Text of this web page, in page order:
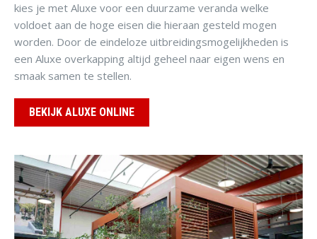
kies je met Aluxe voor een duurzame veranda welke
voldoet aan de hoge eisen die hieraan gesteld mogen
worden. Door de eindeloze uitbreidingsmogelijkheden is
een Aluxe overkapping altijd geheel naar eigen wens en
smaak samen te stellen.
BEKIJK ALUXE ONLINE